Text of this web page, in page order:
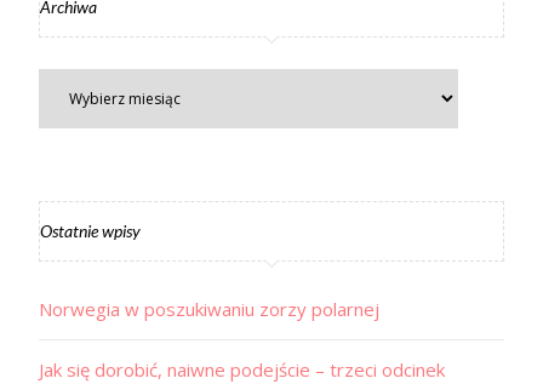
Archiwa
Ostatnie wpisy
Norwegia w poszukiwaniu zorzy polarnej
Jak się dorobić, naiwne podejście – trzeci odcinek